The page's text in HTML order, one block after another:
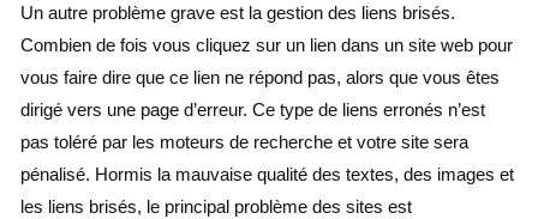
Un autre problème grave est la gestion des liens brisés.
Combien de fois vous cliquez sur un lien dans un site web pour
vous faire dire que ce lien ne répond pas, alors que vous êtes
dirigé vers une page d’erreur. Ce type de liens erronés n’est
pas toléré par les moteurs de recherche et votre site sera
pénalisé. Hormis la mauvaise qualité des textes, des images et
les liens brisés, le principal problème des sites est